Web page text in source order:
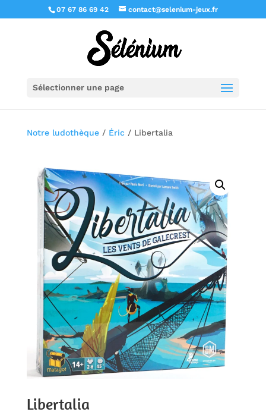
07 67 86 69 42 contact@selenium-jeux.fr
Sélectionner une page
Notre ludothèque/ Éric / Libertalia
Libertalia